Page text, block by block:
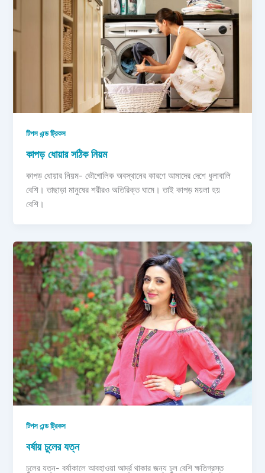
টিপস এন্ড ট্রিকস
কাপড় ধোয়ার সঠিক নিয়ম
কাপড় ধোয়ার নিয়ম- ভৌগোলিক অবস্থানের কারণে আমাদের দেশে ধুলাবালি
বেশি। তাছাড়া মানুষের শরীরও অতিরিক্ত ঘামে। তাই কাপড় ময়লা হয়
বেশি।
টিপস এন্ড ট্রিকস
বর্ষায় চুলের যত্ন
চুলের যত্ন- বর্ষাকালে আবহাওয়া আর্দ্র থাকার জন্য চুল বেশি ক্ষতিগ্রস্ত